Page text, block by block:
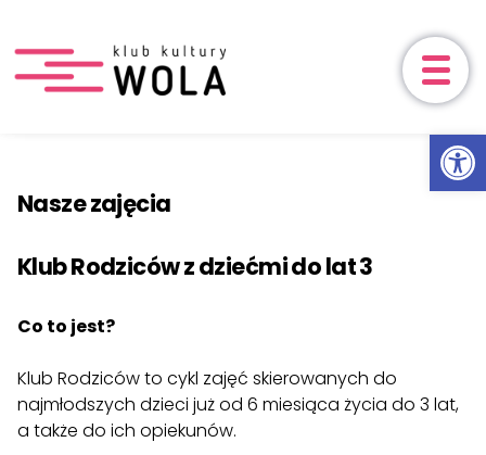
Nasze zajęcia
Cennik 2025/2026
HARMONOGRAM
Zapisy
Wynajem sali
Nasze zajęcia
Klub Rodziców z dziećmi do lat 3
Co to jest?
Klub Rodziców to cykl zajęć skierowanych do
najmłodszych dzieci już od 6 miesiąca życia do 3 lat,
a także do ich opiekunów.